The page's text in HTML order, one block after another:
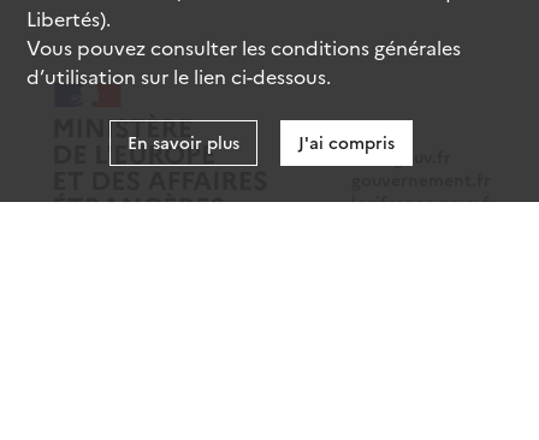
data.gouv.fr
legifrance.gouv.fr
Libertés).
Vous pouvez consulter les conditions générales
d’utilisation sur le lien ci-dessous.
En savoir plus J'ai compris